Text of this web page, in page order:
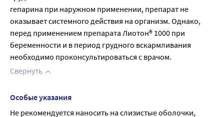
гепарина при наружном применении, препарат не
оказывает системного действия на организм. Однако,
перед применением препарата Лиотон® 1000 при
беременности и в период грудного вскармливания
необходимо проконсультироваться с врачом.
Свернуть
Особые указания
Не рекомендуется наносить на слизистые оболочки,